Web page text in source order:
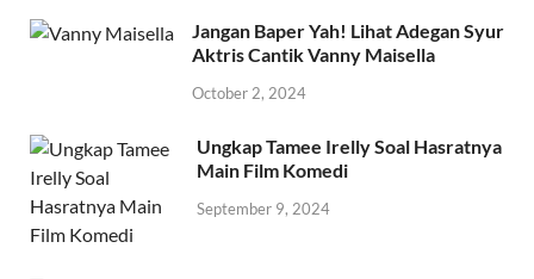
Jangan Baper Yah! Lihat Adegan Syur
Aktris Cantik Vanny Maisella
October 2, 2024
Ungkap Tamee Irelly Soal Hasratnya
Main Film Komedi
September 9, 2024